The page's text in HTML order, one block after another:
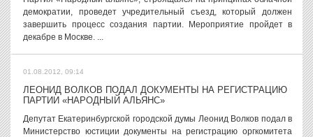
демократии, проведет учредительный съезд, который должен
завершить процесс создания партии. Мероприятие пройдет в
декабре в Москве. ...
01.08.2012, 09:14
ЛЕОНИД ВОЛКОВ ПОДАЛ ДОКУМЕНТЫ НА РЕГИСТРАЦИЮ
ПАРТИИ «НАРОДНЫЙ АЛЬЯНС»
Депутат Екатеринбургской городской думы Леонид Волков подал в
Министерство юстиции документы на регистрацию оргкомитета